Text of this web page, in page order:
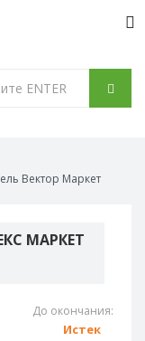
Вектор Маркет
МАРКЕТ
До окончания:
Истек